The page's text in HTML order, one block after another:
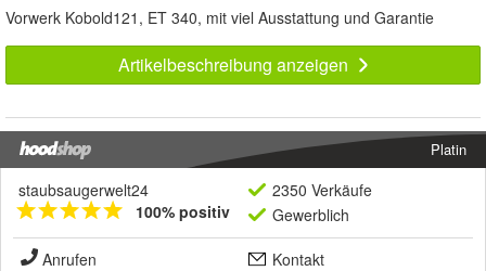
Vorwerk Kobold121, ET 340, mit viel Ausstattung und Garantie
Artikelbeschreibung anzeigen
Platin
staubsaugerwelt24
100% positiv
2350 Verkäufe
Gewerblich
Anrufen
Kontakt